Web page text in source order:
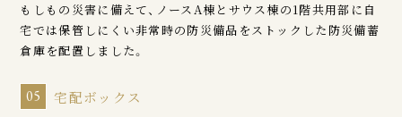
もしもの災害に備えて、ノースA棟とサウス棟の1階共用部に自
宅では保管しにくい非常時の防災備品をストックした防災備蓄
倉庫を配置しました。
05 宅配ボックス